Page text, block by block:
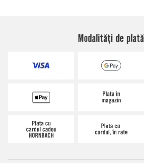
Modalități de plată